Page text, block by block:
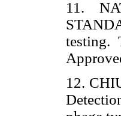
11.
testing.
12.